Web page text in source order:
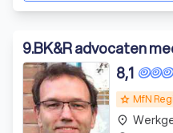
9.BK&R advocaten
grade MfN
8,1
place